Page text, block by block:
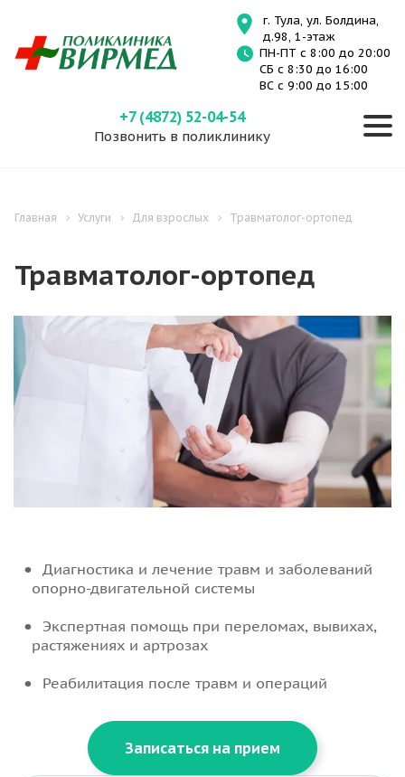
г. Тула, ул. Болдина,
д.98, 1-этаж
ПН-ПТ с 8:00 до 20:00
СБ с 8:30 до 16:00
ВС с 9:00 до 15:00
+7 (4872) 52-04-54
Позвонить в поликлинику
Главная Услуги Для взрослых Травматолог-ортопед
Травматолог-ортопед
Диагностика и лечение травм и заболеваний
опорно-двигательной системы
Экспертная помощь при переломах, вывихах,
растяжениях и артрозах
Реабилитация после травм и операций
Записаться на прием